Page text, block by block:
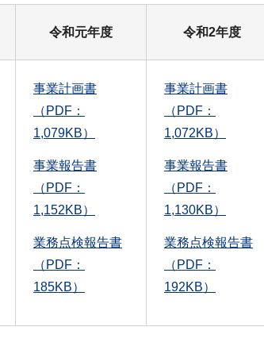
令和元年度 令和2年度
事業計画書
（PDF：
1,079KB）
事業報告書
（PDF：
1,152KB）
業務点検報告書
（PDF：
185KB）
事業計画書
（PDF：
1,072KB）
事業報告書
（PDF：
1,130KB）
業務点検報告書
（PDF：
192KB）